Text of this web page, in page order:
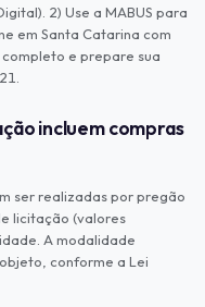
2) Use a MABUS para
em Santa Catarina com
e prepare sua
incluem compras
ser realizadas por pregão
licitação (valores
A modalidade
conforme a Lei